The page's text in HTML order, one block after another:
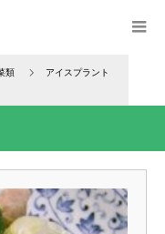
類 アイスプラント